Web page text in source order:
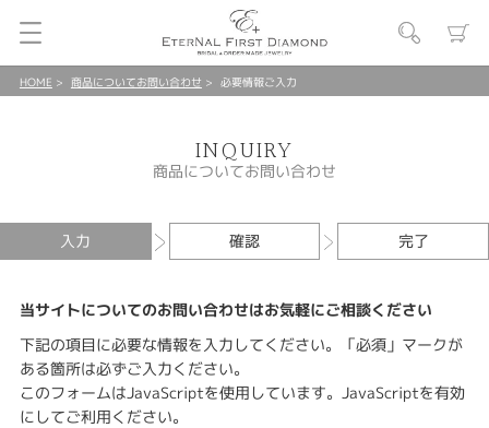
HOME 商品についてお問い合わせ 必要情報ご入力
INQUIRY
商品についてお問い合わせ
入力 確認 完了
当サイトについてのお問い合わせはお気軽にご相談ください
下記の項目に必要な情報を入力してください。「必須」マークが
ある箇所は必ずご入力ください。
このフォームはJavaScriptを使用しています。JavaScriptを有効
にしてご利用ください。